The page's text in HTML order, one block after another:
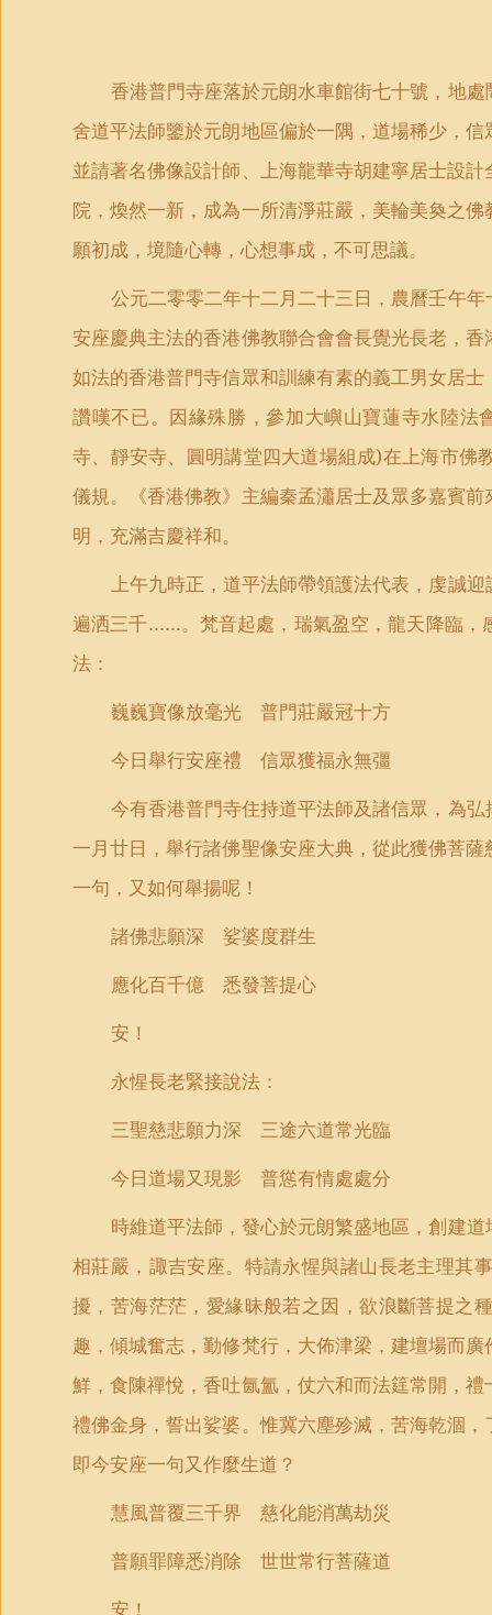
香港普門寺座落於元朗水車館街七十號，地
舍道平法師鑒於元朗地區偏於一隅，道場稀少，
並請著名佛像設計師、上海龍華寺胡建寧居士設
院，煥然一新，成為一所清淨莊嚴，美輪美奐之
願初成，境隨心轉，心想事成，不可思議。
公元二零零二年十二月二十三日，農曆壬午
安座慶典主法的香港佛教聯合會會長覺光長老，
如法的香港普門寺信眾和訓練有素的義工男女居
讚嘆不已。因緣殊勝，參加大嶼山寶蓮寺水陸
寺、靜安寺、圓明講堂四大道場組成)在上海市佛
儀規。《香港佛教》主編秦孟瀟居士及眾多嘉賓
明，充滿吉慶祥和。
上午九時正，道平法師帶領護法代表，虔誠
遍洒三千……。梵音起處，瑞氣盈空，龍天降臨，
法：
巍巍寶像放毫光 普門莊嚴冠十方
今日舉行安座禮 信眾獲福永無彊
今有香港普門寺住持道平法師及諸信眾，為
一月廿日，舉行諸佛聖像安座大典，從此獲佛菩
一句，又如何舉揚呢！
諸佛悲願深 娑婆度群生
應化百千億 悉發菩提心
安！
永惺長老緊接說法：
三聖慈悲願力深 三途六道常光臨
今日道場又現影 普慫有情處處分
時維道平法師，發心於元朗繁盛地區，創建
相莊嚴，諏吉安座。特請永惺與諸山長老主理其
擾，苦海茫茫，愛緣昧般若之因，欲浪斷菩提之
趣，傾城奮志，勤修梵行，大佈津梁，建壇場而
鮮，食陳禪悅，香吐氤氳，仗六和而法筳常開，
禮佛金身，誓出娑婆。惟冀六塵殄滅，苦海乾涸
即今安座一句又作麼生道？
慧風普覆三千界 慈化能消萬劫災
普願罪障悉消除 世世常行菩薩道
安！